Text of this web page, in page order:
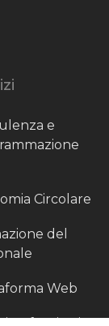
e
Circolare
del
Web